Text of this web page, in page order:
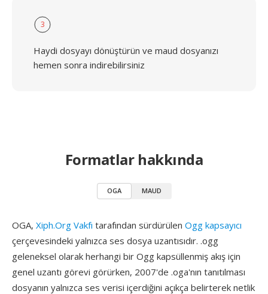
3
Haydi dosyayı dönüştürün ve maud dosyanızı
hemen sonra indirebilirsiniz
Formatlar hakkında
OGA MAUD
OGA, Xiph.Org Vakfı tarafından sürdürülen Ogg kapsayıcı
çerçevesindeki yalnızca ses dosya uzantısıdır. .ogg
geleneksel olarak herhangi bir Ogg kapsüllenmiş akış için
genel uzantı görevi görürken, 2007'de .oga'nın tanıtılması
dosyanın yalnızca ses verisi içerdiğini açıkça belirterek netlik